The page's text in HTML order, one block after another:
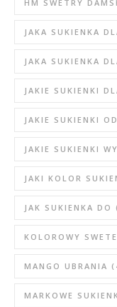
HM SWETRY
JAKA SUKIENKA
JAKA SUKIENKA
JAKIE SUKIENKI
JAKIE SUKIENKI
JAKIE SUKIENKI
JAKI KOLOR
JAK SUKIENKA DO
KOLOROWY
MANGO UBRANIA
MARKOWE